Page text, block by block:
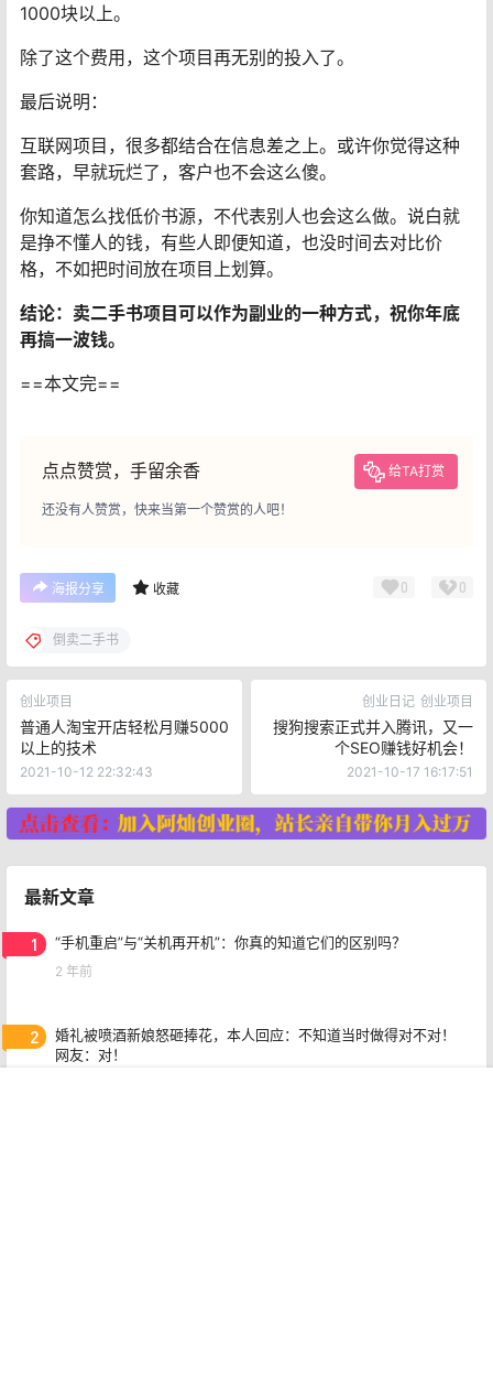
1000块以上。
除了这个费用，这个项目再无别的投入了。
最后说明：
互联网项目，很多都结合在信息差之上。或许你觉得这种
套路，早就玩烂了，客户也不会这么傻。
你知道怎么找低价书源，不代表别人也会这么做。说白就
是挣不懂人的钱，有些人即便知道，也没时间去对比价
格，不如把时间放在项目上划算。
结论：卖二手书项目可以作为副业的一种方式，祝你年底
再搞一波钱。
==本文完==
点点赞赏，手留余香 给TA打赏
还没有人赞赏，快来当第一个赞赏的人吧！
海报分享 收藏 0 0
倒卖二手书
创业项目
普通人淘宝开店轻松月赚5000
以上的技术
2021-10-12 22:32:43
创业日记 创业项目
搜狗搜索正式并入腾讯，又一
个SEO赚钱好机会！
2021-10-17 16:17:51
最新文章
1 “手机重启”与“关机再开机”：你真的知道它们的区别吗？
2 年前
2
婚礼被喷酒新娘怒砸捧花，本人回应：不知道当时做得对不对！
网友：对！